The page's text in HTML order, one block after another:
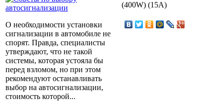
О необходимости установки
сигнализации в автомобиле не
спорят. Правда, специалисты
утверждают, что не такой
системы, которая устояла бы
перед взломом, но при этом
рекомендуют останавливать
выбор на автосигнализации,
стоимость которой...
(400W) (15А)